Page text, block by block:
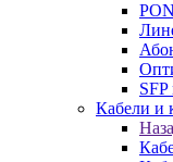
PON
Кабели и